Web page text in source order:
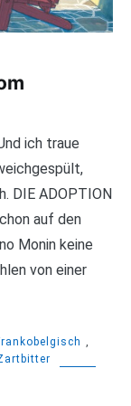
ich traue
DIE ADOPTION
auf den
Monin keine
von einer